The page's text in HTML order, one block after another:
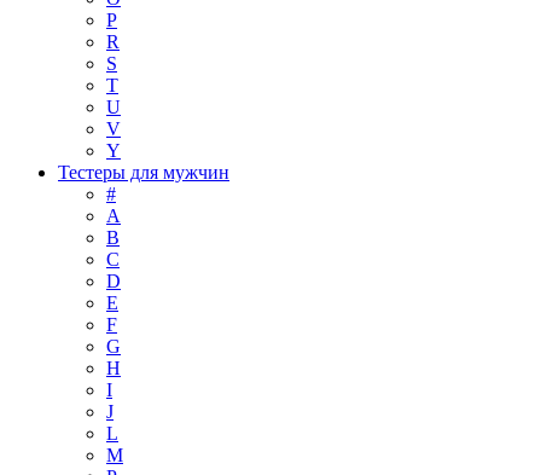
P
R
S
T
U
V
Y
Тестеры для мужчин
#
A
B
C
D
E
F
G
H
I
J
L
M